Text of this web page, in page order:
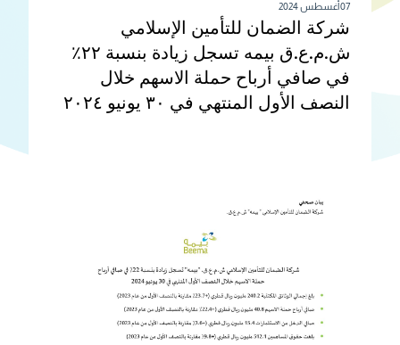
07 أغسطس 2024
شركة الضمان للتأمين الإسلامي
ش.م.ع.ق بيمه تسجل زيادة بنسبة ٢٢٪
في صافي أرباح حملة الاسهم خلال
النصف الأول المنتهي في ٣٠ يونيو ٢٠٢٤